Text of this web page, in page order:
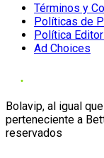
Términos y
Políticas de
Política
Ad Choices
Bolavip, al igual
perteneciente a
reservados